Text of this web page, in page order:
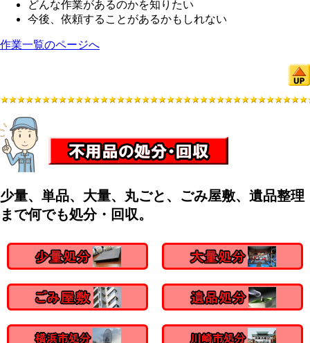
どんな作業があるのかを知りたい
今後、依頼することがあるかもしれない
作業一覧のページへ
少量、単品、大量、丸ごと、ごみ屋敷、遺品整理
まで何でも処分・回収。